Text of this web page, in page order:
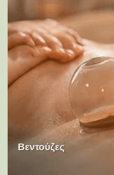
Βεντούζες